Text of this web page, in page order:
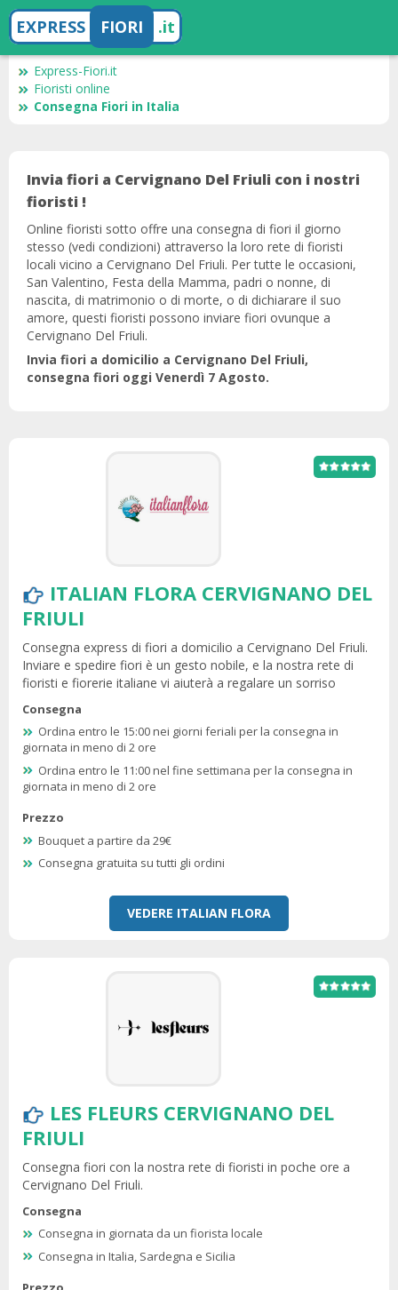
EXPRESS FIORI .it
Express-Fiori.it
Fioristi online
Consegna Fiori in Italia
Invia fiori a Cervignano Del Friuli con i nostri
fioristi !
Online fioristi sotto offre una consegna di fiori il giorno
stesso (vedi condizioni) attraverso la loro rete di fioristi
locali vicino a Cervignano Del Friuli. Per tutte le occasioni,
San Valentino, Festa della Mamma, padri o nonne, di
nascita, di matrimonio o di morte, o di dichiarare il suo
amore, questi fioristi possono inviare fiori ovunque a
Cervignano Del Friuli.
Invia fiori a domicilio a Cervignano Del Friuli,
consegna fiori oggi Venerdì 7 Agosto.
ITALIAN FLORA CERVIGNANO DEL
FRIULI
Consegna express di fiori a domicilio a Cervignano Del Friuli.
Inviare e spedire fiori è un gesto nobile, e la nostra rete di
fioristi e fiorerie italiane vi aiuterà a regalare un sorriso
Consegna
Ordina entro le 15:00 nei giorni feriali per la consegna in
giornata in meno di 2 ore
Ordina entro le 11:00 nel fine settimana per la consegna in
giornata in meno di 2 ore
Prezzo
Bouquet a partire da 29€
Consegna gratuita su tutti gli ordini
VEDERE ITALIAN FLORA
LES FLEURS CERVIGNANO DEL
FRIULI
Consegna fiori con la nostra rete di fioristi in poche ore a
Cervignano Del Friuli.
Consegna
Consegna in giornata da un fiorista locale
Consegna in Italia, Sardegna e Sicilia